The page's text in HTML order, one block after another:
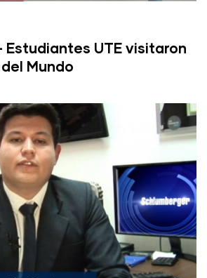
Estudiantes UTE visitaron
Mundo